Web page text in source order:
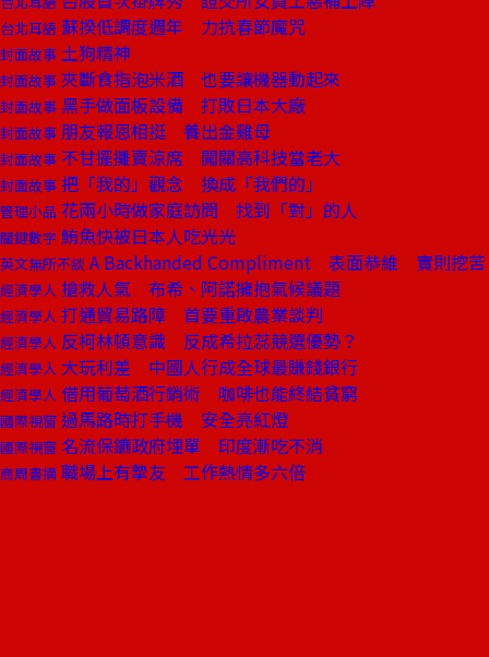
台北耳語 蘇揆低調度週年 力抗春節魔咒
封面故事 土狗精神
封面故事 夾斷食指泡米酒 也要讓機器動起來
封面故事 黑手做面板設備 打敗日本大廠
封面故事 朋友報恩相挺 養出金雞母
封面故事 不甘擺攤賣涼席 闖關高科技當老大
封面故事 把「我的」觀念 換成「我們的」
管理小品 花兩小時做家庭訪問 找到「對」的人
關鍵數字 鮪魚快被日本人吃光光
英文無所不談 A Backhanded Compliment 表面恭維 實則挖苦
經濟學人 搶救人氣 布希、阿諾擁抱氣候議題
經濟學人 打通貿易路障 首要重啟農業談判
經濟學人 反柯林頓意識 反成希拉蕊競選優勢？
經濟學人 大玩利差 中國人行成全球最賺錢銀行
經濟學人 借用葡萄酒行銷術 咖啡也能終結貧窮
國際視窗 過馬路時打手機 安全亮紅燈
國際視窗 名流保鑣政府埋單 印度漸吃不消
商周書摘 職場上有摯友 工作熱情多六倍